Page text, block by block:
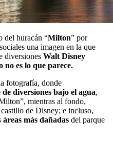
del huracán “Milton” por
una imagen en la que
diversiones Walt Disney
no es lo que parece.
fotografía, donde
diversiones bajo el agua,
mientras al fondo,
de Disney; e incluso,
áreas más dañadas del parque